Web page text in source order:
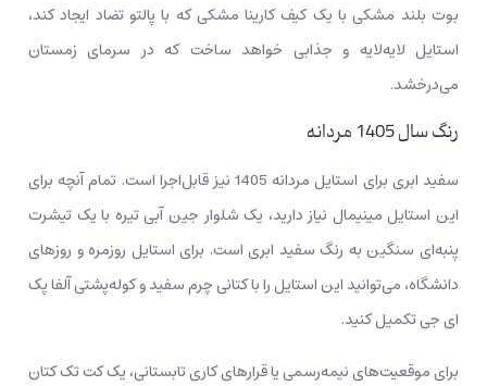
بوت بلند مشکی با یک کیف کارینا مشکی که با پالتو تضاد ایجاد کند،
استایل لایه‌لایه و جذابی خواهد ساخت که در سرمای زمستان
می‌درخشد.
رنگ سال 1405 مردانه
سفید ابری برای استایل مردانه 1405 نیز قابل‌اجرا است. تمام آنچه برای
این استایل مینیمال نیاز دارید، یک شلوار جین آبی تیره با یک تیشرت
پنبه‌ای سنگین به رنگ سفید ابری است. برای استایل روزمره و روزهای
دانشگاه، می‌توانید این استایل را با کتانی چرم سفید و کوله‌پشتی آلفا پک
ای جی تکمیل کنید.
برای موقعیت‌های نیمه‌رسمی یا قرارهای کاری تابستانی، یک کت تک کتان